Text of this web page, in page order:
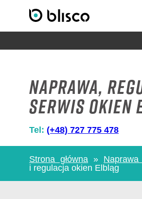
Naprawa,
serwis Okien
Tel: (+48) 727 775 478
Strona główna »
i regulacja okien Elbląg